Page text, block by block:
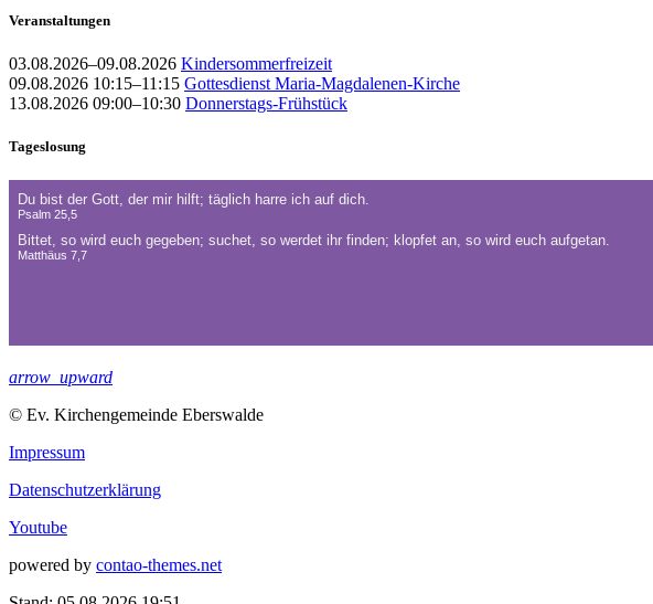
Veranstaltungen
03.08.2026–09.08.2026 Kindersommerfreizeit
09.08.2026 10:15–11:15 Gottesdienst Maria-Magdalenen-Kirche
13.08.2026 09:00–10:30 Donnerstags-Frühstück
Tageslosung
arrow_upward
© Ev. Kirchengemeinde Eberswalde
Impressum
Datenschutzerklärung
Youtube
powered by contao-themes.net